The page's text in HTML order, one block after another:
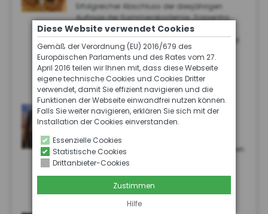
Erfolgreicher Abschluss der diesjährigen
Auflage der Sommerakademie „Sapientia
Ludens“ – Lernräume, in denen junge
Menschen ihre Interessen vertiefen, Kreativität
entfalten und neue Stärken entdecken
20. Juli 2026
Wenn der Schmerz bleibt
Vera hat viele Operationen hinter sich. Ihr
Leiden wird sie ein Leben lang begleiten.
Trotzdem ist sie unendlich dankbar, am Leben
zu sein.
16. Juli 2026
Diese Website verwendet Cookies
Gemäß der Verordnung (EU) 2016/679 des
Europäischen Parlaments und des Rates vom 27.
April 2016 teilen wir Ihnen mit, dass diese Webseite
eigene technische Cookies und Cookies Dritter
verwendet, damit Sie effizient navigieren und die
Funktionen der Webseite einwandfrei nutzen können.
Falls Sie weiter navigieren, erklären Sie sich mit der
Installation der Cookies einverstanden.
Essenzielle Cookies
Statistische Cookies
Drittanbieter-Cookies
Zustimmen
Hilfe